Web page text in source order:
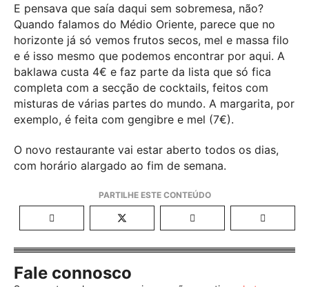
E pensava que saía daqui sem sobremesa, não?
Quando falamos do Médio Oriente, parece que no
horizonte já só vemos frutos secos, mel e massa filo
e é isso mesmo que podemos encontrar por aqui. A
baklawa custa 4€ e faz parte da lista que só fica
completa com a secção de cocktails, feitos com
misturas de várias partes do mundo. A margarita, por
exemplo, é feita com gengibre e mel (7€).
O novo restaurante vai estar aberto todos os dias,
com horário alargado ao fim de semana.
Fale connosco